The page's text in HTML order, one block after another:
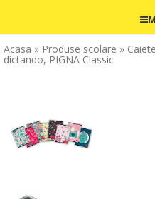
Acasa » Produse scolare »
dictando, PIGNA Classic